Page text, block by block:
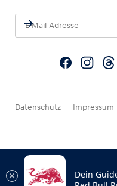
Datenschutz Impressum
Dein